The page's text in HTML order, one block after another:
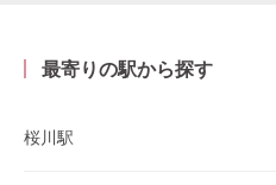
最寄りの駅から探す
桜川駅